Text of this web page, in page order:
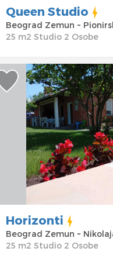
Queen Studio
Beograd Zemun ~
25 m2 Studio 2 Osobe
Apartman
Opremljen
u
38
30 €
m2
Horizonti
Beograd Zemun ~
25 m2 Studio 2 Osobe